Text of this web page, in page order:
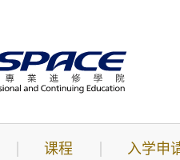
课程 入学申